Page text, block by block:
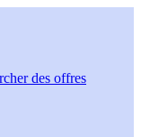
des offres